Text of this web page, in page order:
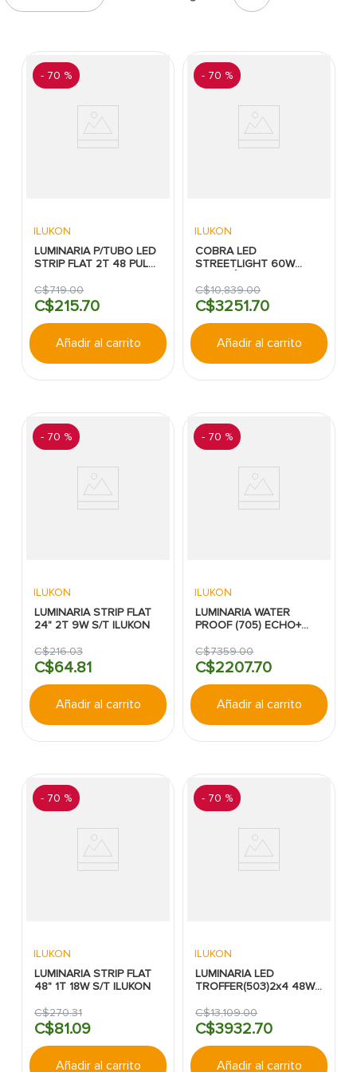
- 70 %
ILUKON
LUMINARIA P/TUBO LED
STRIP FLAT 2T 48 PULG
C$719.00
C$215.70
Añadir al carrito
- 70 %
ILUKON
COBRA LED
STREETLIGHT 60W
100-277V 1-10V IK08
IP65 5000K UL C/F TIPO
III
C$10,839.00
C$3251.70
Añadir al carrito
- 70 %
ILUKON
LUMINARIA STRIP FLAT
24" 2T 9W S/T ILUKON
C$216.03
C$64.81
Añadir al carrito
- 70 %
ILUKON
LUMINARIA WATER
PROOF (705) ECHO+
3/4/5K 120-277V IP67 0-
10V ETL ILUKON
C$7359.00
C$2207.70
Añadir al carrito
- 70 %
ILUKON
LUMINARIA STRIP FLAT
48" 1T 18W S/T ILUKON
C$270.31
C$81.09
Añadir al carrito
- 70 %
ILUKON
LUMINARIA LED
TROFFER(503)2x4 48W
ILUKON CXP
C$13,109.00
C$3932.70
Añadir al carrito
abanico
10. puerta